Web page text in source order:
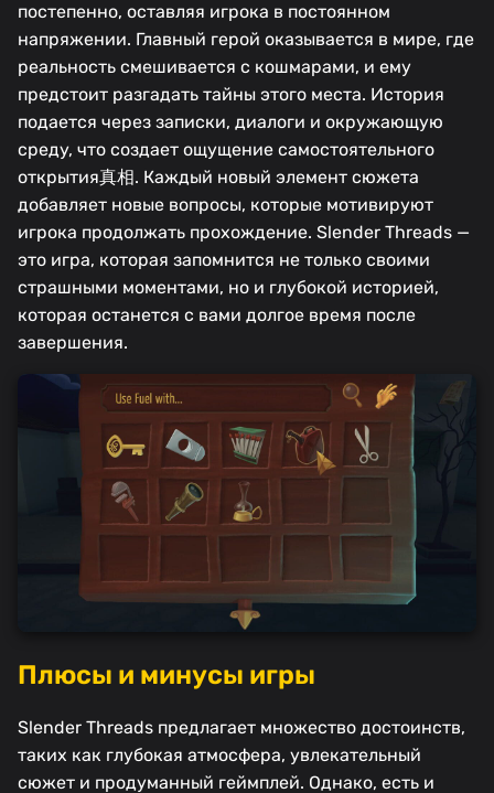
постепенно, оставляя игрока в постоянном
напряжении. Главный герой оказывается в мире, где
реальность смешивается с кошмарами, и ему
предстоит разгадать тайны этого места. История
подается через записки, диалоги и окружающую
среду, что создает ощущение самостоятельного
открытия真相. Каждый новый элемент сюжета
добавляет новые вопросы, которые мотивируют
игрока продолжать прохождение. Slender Threads —
это игра, которая запомнится не только своими
страшными моментами, но и глубокой историей,
которая останется с вами долгое время после
завершения.
Плюсы и минусы игры
Slender Threads предлагает множество достоинств,
таких как глубокая атмосфера, увлекательный
сюжет и продуманный геймплей. Однако, есть и